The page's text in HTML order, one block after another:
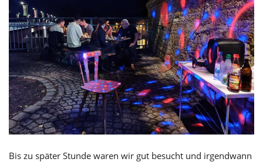
Bis zu später Stunde waren wir gut besucht und irgendwann